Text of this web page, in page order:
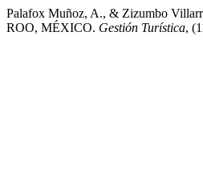
Palafox Muñoz, A., & Zizumbo
ROO, MÉXICO. Gestión Turística,